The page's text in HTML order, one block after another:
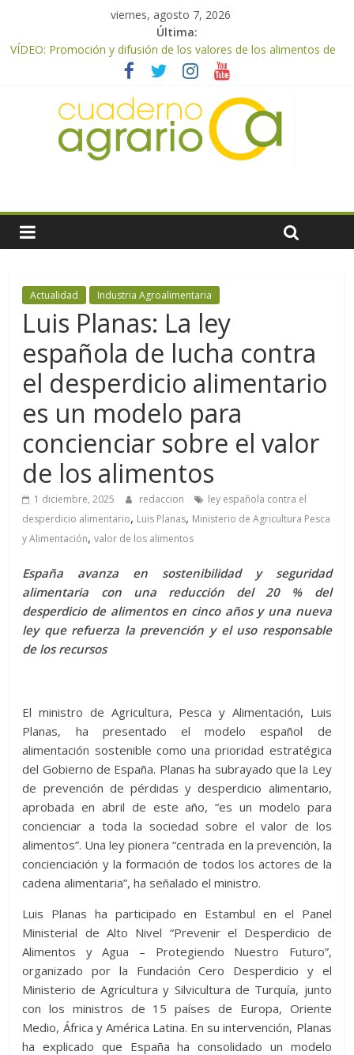
viernes, agosto 7, 2026
Última:
VÍDEO: Promoción y difusión de los valores de los alimentos de
origen cooperativo en escuelas de hostelería
UPA Granada advierte de una vendimia marcada por el
desplome de la demanda, que obligará a muchos viticultores a
dejar la uva en el campo
El Ministerio de Agricultura, Pesca y Alimentación impulsa un
nuevo protocolo de certificación del ibérico para reforzar la
meteorológicas y la incertidumbre en los precios
El Ministerio de Agricultura, Pesca y Alimentación autoriza el
Actualidad Industria Agroalimentaria
Luis Planas: La ley
española de lucha contra
el desperdicio alimentario
es un modelo para
concienciar sobre el valor
de los alimentos
1 diciembre, 2025 redaccion
ley española contra el
desperdicio alimentario, Luis Planas, Ministerio de Agricultura Pesca
y Alimentación,valor de los alimentos
España avanza en sostenibilidad y seguridad
alimentaria con una reducción del 20 % del
desperdicio de alimentos en cinco años y una nueva
ley que refuerza la prevención y el uso responsable
de los recursos
El ministro de Agricultura, Pesca y Alimentación, Luis
Planas, ha presentado el modelo español de
alimentación sostenible como una prioridad estratégica
del Gobierno de España. Planas ha subrayado que la Ley
de prevención de pérdidas y desperdicio alimentario,
aprobada en abril de este año, “es un modelo para
concienciar a toda la sociedad sobre el valor de los
alimentos”. Una ley pionera “centrada en la prevención, la
concienciación y la formación de todos los actores de la
cadena alimentaria”, ha señalado el ministro.
Luis Planas ha participado en Estambul en el Panel
Ministerial de Alto Nivel “Prevenir el Desperdicio de
Alimentos y Agua – Protegiendo Nuestro Futuro”,
organizado por la Fundación Cero Desperdicio y el
Ministerio de Agricultura y Silvicultura de Turquía, junto
con los ministros de 15 países de Europa, Oriente
Medio, África y América Latina. En su intervención, Planas
ha explicado que España ha consolidado un modelo